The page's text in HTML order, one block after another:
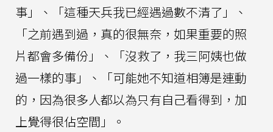
事」、「這種天兵我已經遇過數不清了」、
「之前遇到過，真的很無奈，如果重要的照
片都會多備份」、「沒救了，我三阿姨也做
過一樣的事」、「可能她不知道相簿是連動
的，因為很多人都以為只有自己看得到，加
上覺得很佔空間」。